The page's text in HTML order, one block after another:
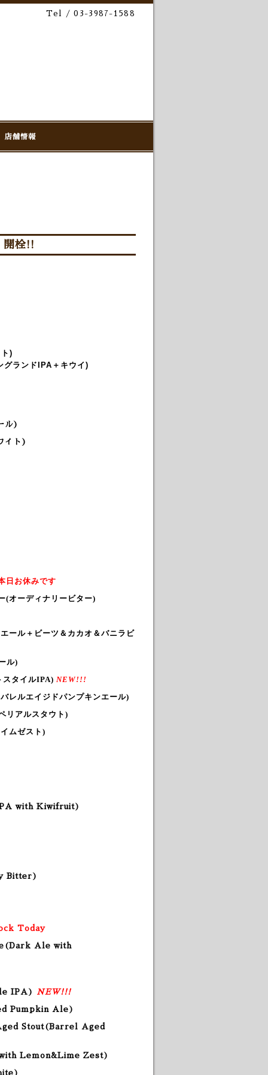
Tel / 03-3987-1588
店舗情報
開栓!!
)
グランドIPA＋キウイ)
ル)
イト)
日お休みです
(オーディナリービター)
ール＋ビーツ＆カカオ＆バニラビ
ル)
スタイルIPA) NEW!!!
レルエイジドパンプキンエール)
リアルスタウト)
ムゼスト)
with Kiwifruit)
Bitter)
Today
(Dark Ale with
IPA) NEW!!!
Pumpkin Ale)
Stout(Barrel Aged
Lemon&Lime Zest)